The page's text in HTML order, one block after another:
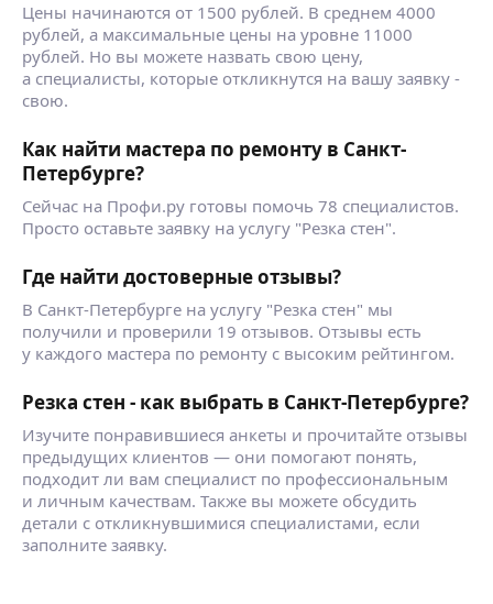
Цены начинаются от 1500 рублей. В среднем 4000
рублей, а максимальные цены на уровне 11000
рублей. Но вы можете назвать свою цену,
а специалисты, которые откликнутся на вашу заявку -
свою.
Как найти мастера по ремонту в Санкт-
Петербурге?
Сейчас на Профи.ру готовы помочь 78 специалистов.
Просто оставьте заявку на услугу "Резка стен".
Где найти достоверные отзывы?
В Санкт-Петербурге на услугу "Резка стен" мы
получили и проверили 19 отзывов. Отзывы есть
у каждого мастера по ремонту с высоким рейтингом.
Резка стен - как выбрать в Санкт-Петербурге?
Изучите понравившиеся анкеты и прочитайте отзывы
предыдущих клиентов — они помогают понять,
подходит ли вам специалист по профессиональным
и личным качествам. Также вы можете обсудить
детали с откликнувшимися специалистами, если
заполните заявку.